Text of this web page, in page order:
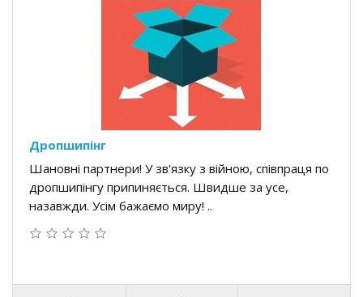
Дропшипінг
Шановні партнери! У зв'язку з війною, співпраця по
дропшипінгу припиняється. Швидше за усе,
назавжди. Усім бажаємо миру! ..